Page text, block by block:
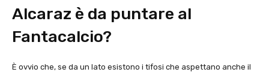
Alcaraz è da puntare al
Fantacalcio?
È ovvio che, se da un lato esistono i tifosi che aspettano anche il